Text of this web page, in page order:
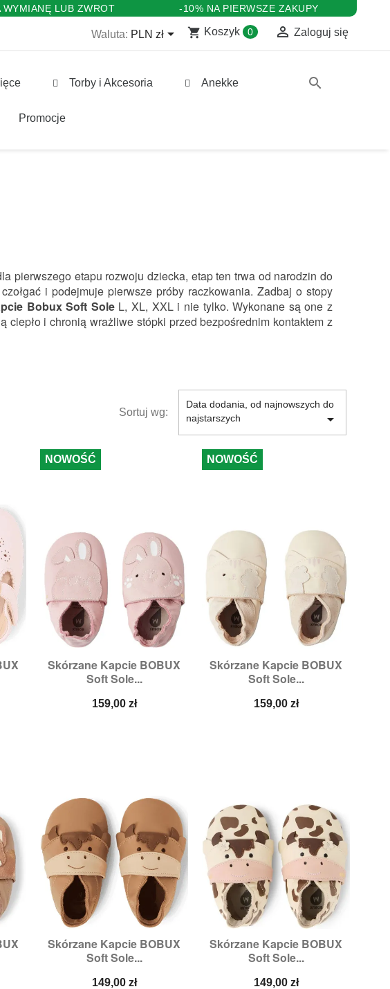
WYMIANĘ LUB ZWROT -10% NA PIERWSZE ZAKUPY
Waluta: PLN zł shopping_cart Koszyk 0  Zaloguj się
Torby i Akcesoria Anekke
Promocje
search
pierwszego etapu rozwoju dziecka, etap ten trwa od narodzin do
i podejmuje pierwsze próby raczkowania. Zadbaj o stopy
Bobux Soft Sole L, XL, XXL i nie tylko. Wykonane są one z
ciepło i chronią wrażliwe stópki przed bezpośrednim kontaktem z
Sortuj wg:
Data dodania, od najnowszych do
najstarszych

Skórzane Kapcie BOBUX
Soft Sole...
Cena
159,00 zł
Szybki podgląd
Rozmiary: L,XL
NOWOŚĆ
Skórzane Kapcie BOBUX
Soft Sole...
Cena
159,00 zł
Szybki podgląd
Rozmiary:L,M
NOWOŚĆ
Skórzane Kapcie BOBUX
Soft Sole...
Cena
149,00 zł
Szybki podgląd
Rozmiary: 2XL,3XL,
Skórzane Kapcie BOBUX
Soft Sole...
Cena
149,00 zł
Szybki podgląd
Rozmiary:2XL,